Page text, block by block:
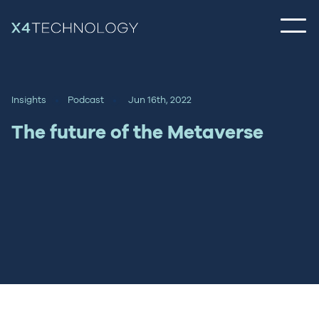
Insights Podcast Jun 16th, 2022
The future of the Metaverse